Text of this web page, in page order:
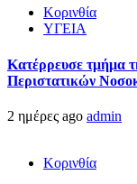
Κορινθία
ΥΓΕΙΑ
Kατέρρευσε τμήμα
Περιστατικών
2 ημέρες ago admin
Κορινθία